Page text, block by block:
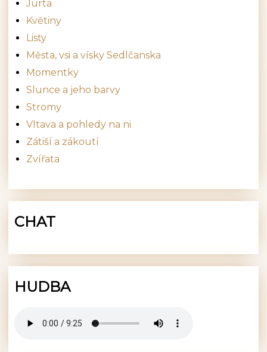
Jurta
Květiny
Listy
Města, vsi a vísky Sedlčanska
Momentky
Slunce a jeho barvy
Stromy
Vltava a pohledy na ni
Zátiší a zákoutí
Zvířata
CHAT
HUDBA